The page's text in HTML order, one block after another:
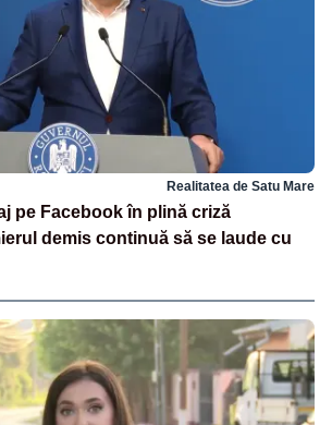
Realitatea de Satu Mare
pe Facebook în plină criză
demis continuă să se laude cu